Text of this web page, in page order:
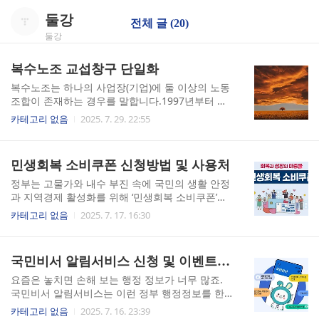
둘강
둘강
전체 글 (20)
복수노조 교섭창구 단일화
복수노조는 하나의 사업장(기업)에 둘 이상의 노동
조합이 존재하는 경우를 말합니다.1997년부터 복
수노조 설립이 법적으로 가능해졌지만, 사용자 부
담과 노사 분쟁을 우려하여 본격 시행은 2011년부
노조들이 한 사업장에서 활동할 수 있게 되었지만,
교섭 절차가 복잡해지는 문제가 발생했습니다. 이
를 해결하기 위해 마련된 제도가 교섭창구 단일화
입니다.사업 또는 사업장 내에서 사용자와 교섭하
기 위해서는 모든 노동조합은 교섭창구를 단일화
에 사용자가 교섭창구단일화 절차를 거치지 아니
하기로 동의한 경우에는 개별교섭이 가능합니다. ..
카테고리 없음 2025. 7. 29. 22:55
민생회복 소비쿠폰 신청방법 및 사용처
정부는 고물가와 내수 부진 속에 국민의 생활 안정
과 지역경제 활성화를 위해 ‘민생회복 소비쿠폰’을
2025년 7월부터 본격 지급합니다. 이 쿠폰은 국민
들에게 일정 금액을 지급하여 지역 상권 및 소상공
대상으로 지급되며, 소득 수준 및 거주 지역에 따라
차등 지급됩니다. 민생회복 소비쿠폰은 기본적으
로 1차 지급은 15만 원부터, 기초생활수급자 등 취
약계층에게는 최대 40만 원까지 제공됩니다. 또한
카테고리 없음 2025. 7. 17. 16:30
국민비서 알림서비스 신청 및 이벤트 참여
요즘은 놓치면 손해 보는 행정 정보가 너무 많죠.
국민비서 알림서비스는 이런 정부 행정정보를 한
눈에 확인하고, 알림까지 받을 수 있게 해주는 서비
카테고리 없음 2025. 7. 16. 23:39